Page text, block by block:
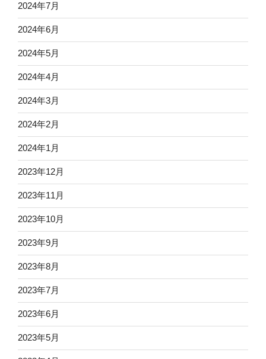
2024年7月
2024年6月
2024年5月
2024年4月
2024年3月
2024年2月
2024年1月
2023年12月
2023年11月
2023年10月
2023年9月
2023年8月
2023年7月
2023年6月
2023年5月